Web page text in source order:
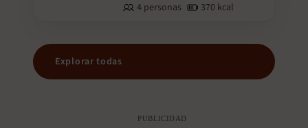
4 personas
370 kcal
Explorar todas
PUBLICIDAD